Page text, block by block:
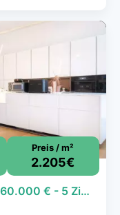
Preis / m²
2.205€
Wohnung zum Kauf - Lenzing - 460.000 € - 5 Zimmer, 208,6 m²